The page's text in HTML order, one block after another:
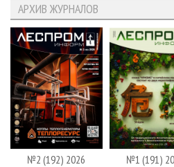
АРХИВ ЖУРНАЛОВ
№2 (192) 2026 №1 (191)